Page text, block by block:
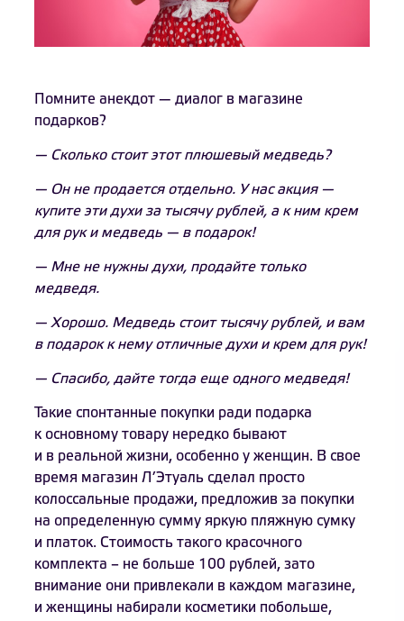
Помните анекдот — диалог в магазине
подарков?
— Сколько стоит этот плюшевый медведь?
— Он не продается отдельно. У нас акция —
купите эти духи за тысячу рублей, а к ним крем
для рук и медведь — в подарок!
— Мне не нужны духи, продайте только
медведя.
— Хорошо. Медведь стоит тысячу рублей, и вам
в подарок к нему отличные духи и крем для рук!
— Спасибо, дайте тогда еще одного медведя!
Такие спонтанные покупки ради подарка
к основному товару нередко бывают
и в реальной жизни, особенно у женщин. В свое
время магазин Л’Этуаль сделал просто
колоссальные продажи, предложив за покупки
на определенную сумму яркую пляжную сумку
и платок. Стоимость такого красочного
комплекта – не больше 100 рублей, зато
внимание они привлекали в каждом магазине,
и женщины набирали косметики побольше,